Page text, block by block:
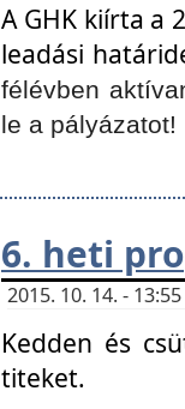
A GHK kiírta a
leadási
félévben
le a pályázatot!
6. heti
2015. 10. 14. -
Kedden és
titeket.